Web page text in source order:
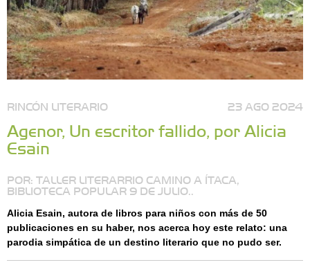
RINCÓN LITERARIO 23 AGO 2024
Agenor, Un escritor fallido, por Alicia
Esain
POR: TALLER LITERARRIO CAMINO A ÍTACA,
BIBLIOTECA POPULAR 9 DE JULIO..
Alicia Esain, autora de libros para niños con más de 50
publicaciones en su haber, nos acerca hoy este relato: una
parodia simpática de un destino literario que no pudo ser.